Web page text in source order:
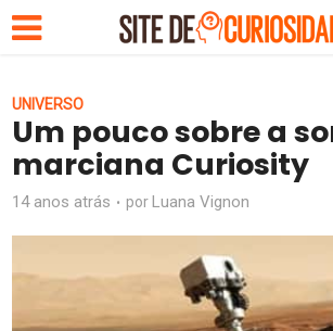
UNIVERSO
Um pouco sobre a
marciana Curiosity
14 anos atrás por Luana Vignon